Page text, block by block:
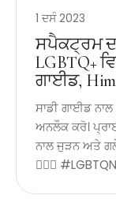
1 ਦਸੰ 2023
ਸਪੈਕਟ੍ਰਮ
LGBTQ+
ਗਾਈਡ,
ਸਾਡੀ ਗਾਈਡ
ਅਨਲੌਕ ਕਰੋ।
ਨਾਲ ਜੁੜਨ ਅਤੇ
🏳️‍🌈✨